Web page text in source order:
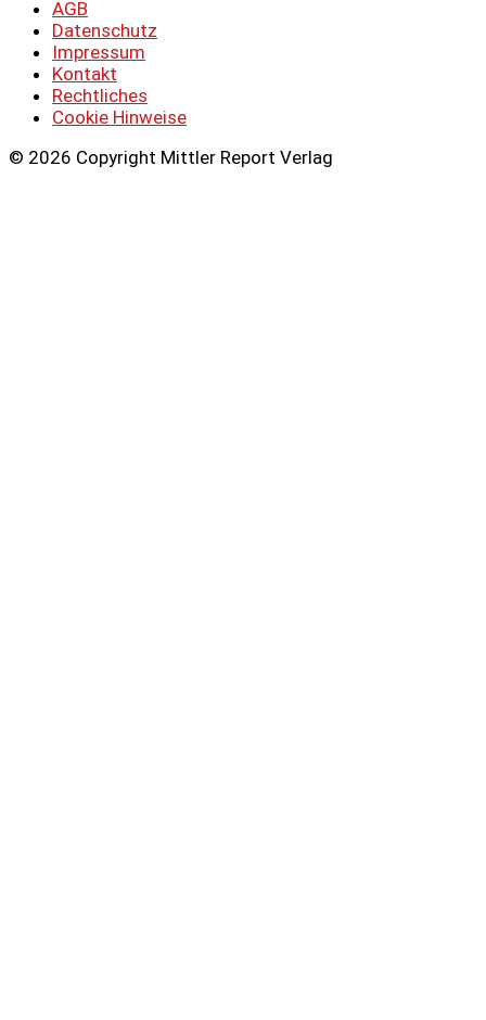
AGB
Datenschutz
Impressum
Kontakt
Rechtliches
Cookie Hinweise
© 2026 Copyright Mittler Report Verlag